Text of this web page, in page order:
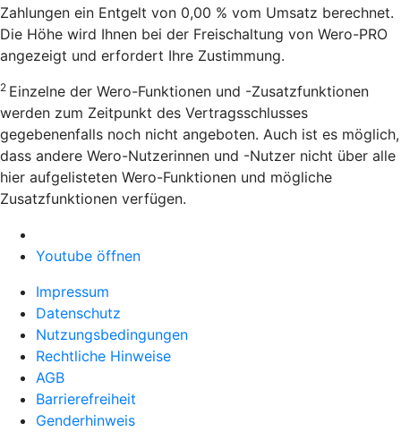
Zahlungen ein Entgelt von 0,00 % vom Umsatz berechnet.
Die Höhe wird Ihnen bei der Freischaltung von Wero-PRO
angezeigt und erfordert Ihre Zustimmung.
2 Einzelne der Wero-Funktionen und -Zusatzfunktionen
werden zum Zeitpunkt des Vertragsschlusses
gegebenenfalls noch nicht angeboten. Auch ist es möglich,
dass andere Wero-Nutzerinnen und -Nutzer nicht über alle
hier aufgelisteten Wero-Funktionen und mögliche
Zusatzfunktionen verfügen.
Youtube öffnen
Impressum
Datenschutz
Nutzungsbedingungen
Rechtliche Hinweise
AGB
Barrierefreiheit
Genderhinweis